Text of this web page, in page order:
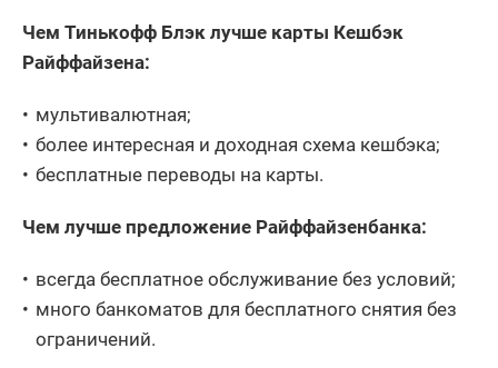
Чем Тинькофф Блэк лучше карты Кешбэк
Райффайзена:
мультивалютная;
более интересная и доходная схема кешбэка;
бесплатные переводы на карты.
Чем лучше предложение Райффайзенбанка:
всегда бесплатное обслуживание без условий;
много банкоматов для бесплатного снятия без
ограничений.